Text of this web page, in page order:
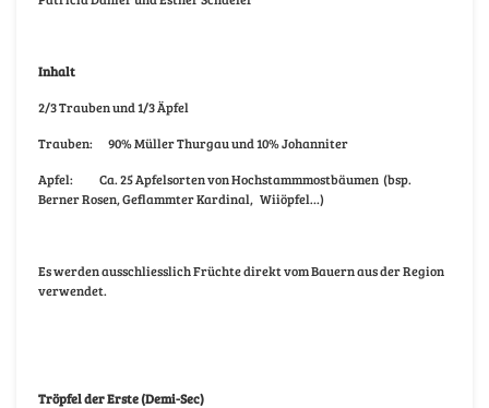
Inhalt
2/3 Trauben und 1/3 Äpfel
Trauben: 90% Müller Thurgau und 10% Johanniter
Apfel: Ca. 25 Apfelsorten von Hochstammmostbäumen (bsp.
Berner Rosen, Geflammter Kardinal, Wiiöpfel…)
Es werden ausschliesslich Früchte direkt vom Bauern aus der Region
verwendet.
Tröpfel der Erste (Demi-Sec)